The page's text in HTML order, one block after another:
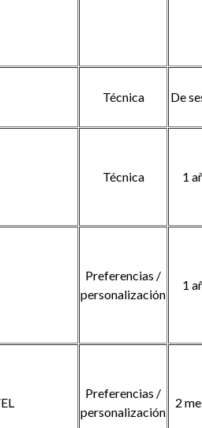
Técnica De
Técnica 1
Preferencias /
personalización
1
Preferencias /
personalización
2